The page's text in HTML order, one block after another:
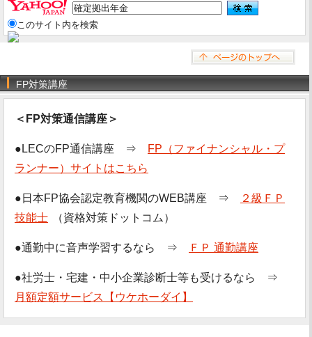
このサイト内を検索
FP対策講座
＜FP対策通信講座＞
●LECのFP通信講座 ⇒
FP（ファイナンシャル・プ
ランナー）サイトはこちら
●日本FP協会認定教育機関のWEB講座 ⇒
２級ＦＰ
技能士
（資格対策ドットコム）
●通勤中に音声学習するなら ⇒ ＦＰ 通勤講座
●社労士・宅建・中小企業診断士等も受けるなら ⇒
月額定額サービス【ウケホーダイ】